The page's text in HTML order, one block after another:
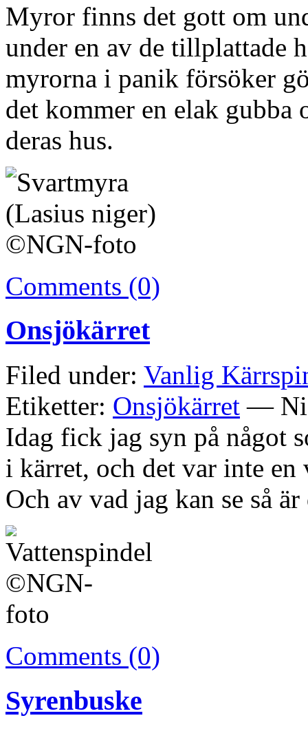
Myror finns det gott om
under en av de tillplattade
myrorna i panik försöker
det kommer en elak
deras hus.
Comments (0)
Onsjökärret
Filed under: Vanlig
Etiketter: Onsjökärret —
Idag fick jag syn på något
i kärret, och det var inte
Och av vad jag kan se så
Comments (0)
Syrenbuske